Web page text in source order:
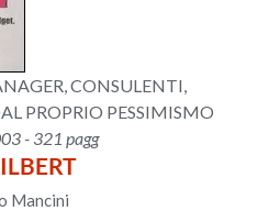
CONSULENTI,
PROPRIO PESSIMISMO
- 321 pagg
Mancini